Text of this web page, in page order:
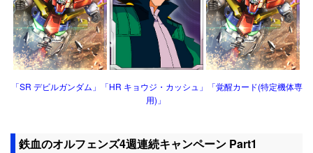
「SR デビルガンダム」「HR キョウジ・カッシュ」「覚醒カード(特定機体専
用)」
鉄血のオルフェンズ4週連続キャンペーン Part1